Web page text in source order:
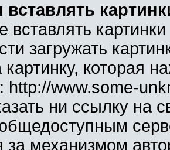
вставлять
вставлять
загружать
картинку, которая
http://www.some-
ни ссылку на
за механизмом